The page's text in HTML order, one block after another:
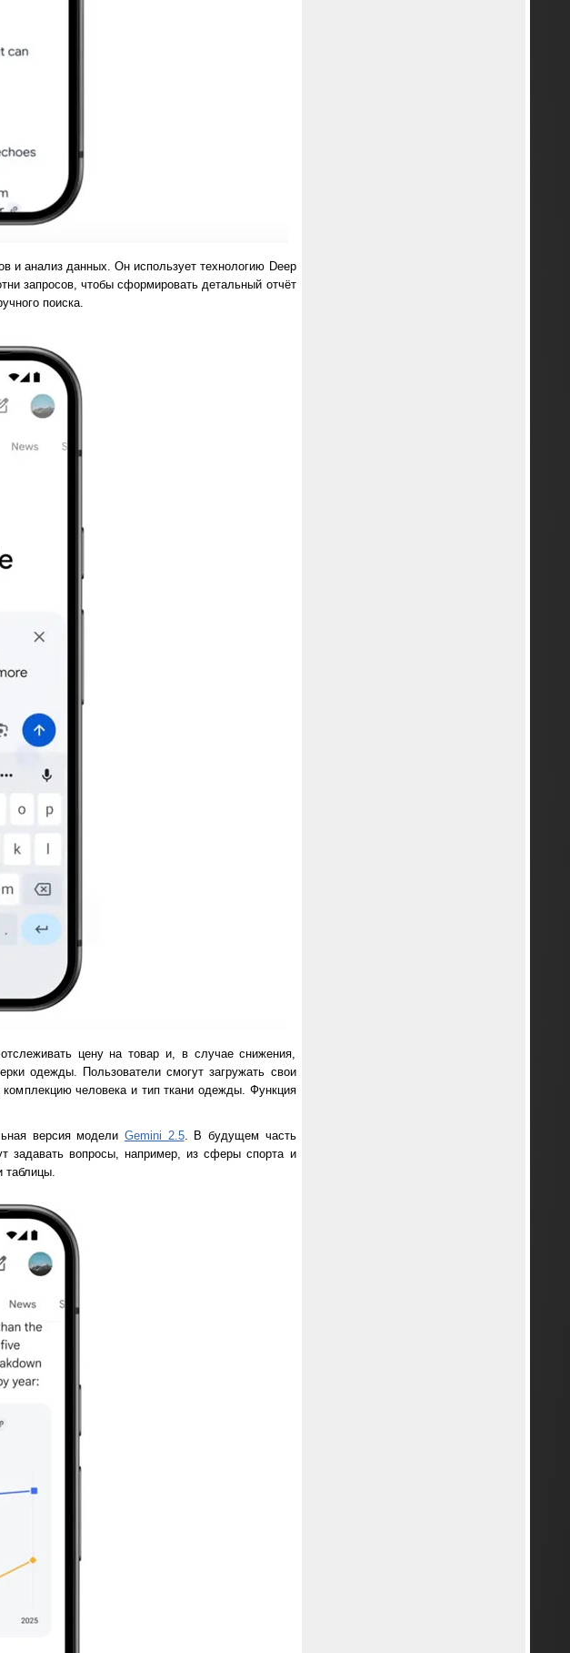
и анализ данных. Он использует технологию Deep
запросов, чтобы сформировать детальный отчёт
поиска.
цену на товар и, в случае снижения,
одежды. Пользователи смогут загружать свои
человека и тип ткани одежды. Функция
версия модели Gemini 2.5. В будущем часть
задавать вопросы, например, из сферы спорта и
таблицы.